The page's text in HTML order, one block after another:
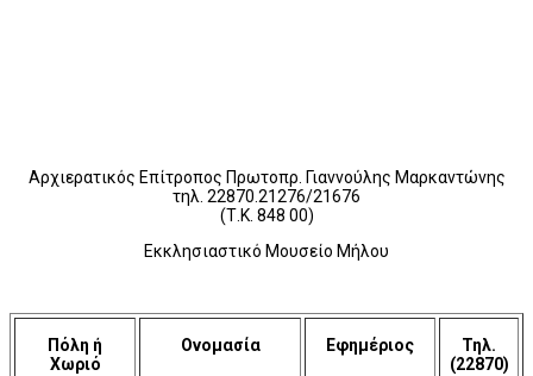
Αρχιερατικός Επίτροπος Πρωτοπρ. Γιαννούλης Μαρκαντώνης
τηλ. 22870.21276/21676
(Τ.Κ. 848 00)
Εκκλησιαστικό Μουσείο Μήλου
Πόλη ή
Χωριό
Ονομασία Εφημέριος
Τηλ.
(22870)